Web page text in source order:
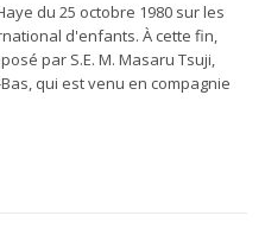
du 25 octobre 1980 sur les
d'enfants. À cette fin,
par S.E. M. Masaru Tsuji,
qui est venu en compagnie